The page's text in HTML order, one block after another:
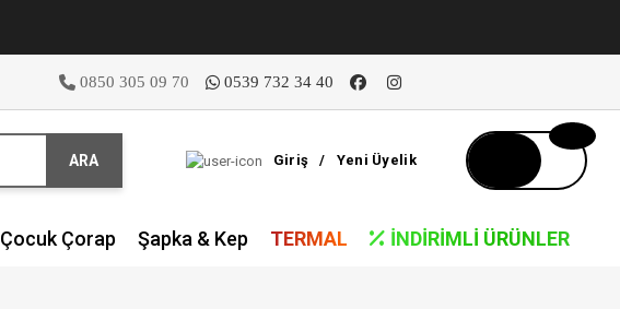
0850 305 09 70 0539 732 34 40
ARA Giriş / Yeni Üyelik
Çocuk Çorap Şapka & Kep TERMAL İNDIRIMLI ÜRÜNLER